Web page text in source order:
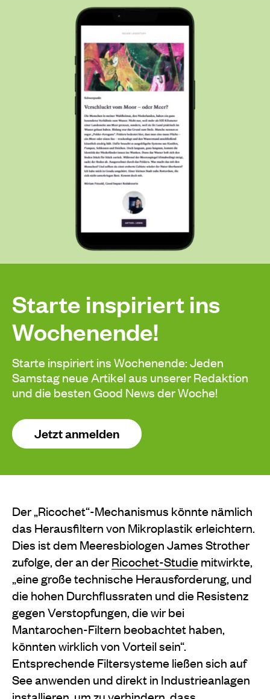
Starte inspiriert ins
Wochenende!
Starte inspiriert ins Wochenende: Jeden
Samstag neue Artikel aus unserer Redaktion
und die besten Good News der Woche!
Jetzt anmelden
Der „Ricochet“-Mechanismus könnte nämlich
das Herausfiltern von Mikroplastik erleichtern.
Dies ist dem Meeresbiologen James Strother
zufolge, der an derRicochet-Studiemitwirkte,
„eine große technische Herausforderung, und
die hohen Durchflussraten und die Resistenz
gegen Verstopfungen, die wir bei
Mantarochen-Filtern beobachtet haben,
könnten wirklich von Vorteil sein“.
Entsprechende Filtersysteme ließen sich auf
See anwenden und direkt in Industrieanlagen